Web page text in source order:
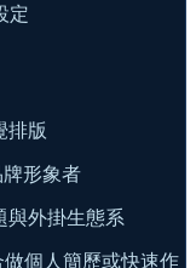
定
排版
形象者
與外掛生態系
個人簡歷或快速作